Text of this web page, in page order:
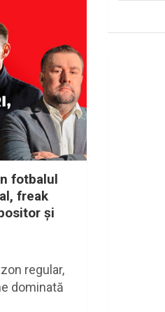
fotbalul
freak
și
regular,
dominată